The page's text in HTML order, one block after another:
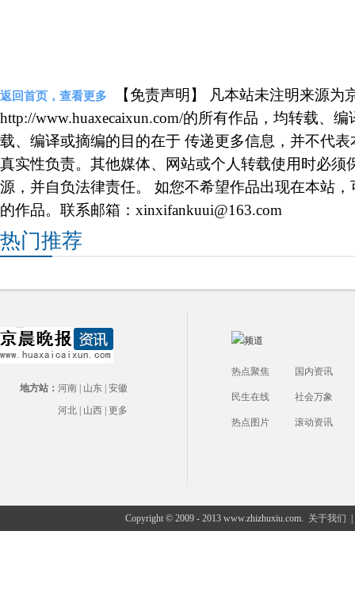
返回首页，查看更多
【免责声明】 凡本站未注明来源为
http://www.huaxecaixun.com/的所有作品，均转载、
载、编译或摘编的目的在于 传递更多信息，并不代
真实性负责。其他媒体、网站或个人转载使用时必须
源，并自负法律责任。 如您不希望作品出现在本站
的作品。联系邮箱：xinxifankuui@163.com
热门推荐
地方站： 河南 山东 安徽
河北
山西 更多
热点聚焦 国内资讯
民生在线 社会万象
热点图片 滚动资讯
Copyright © 2009 - 2013 www.zhizhuxiu.com. 关于我们